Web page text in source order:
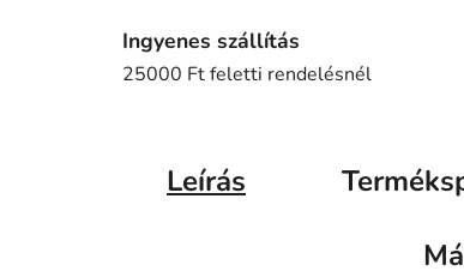
Ingyenes szállítás
25000 Ft feletti rendelésnél
Leírás